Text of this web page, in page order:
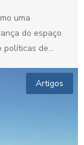
uma
do espaço
políticas de
Artigos